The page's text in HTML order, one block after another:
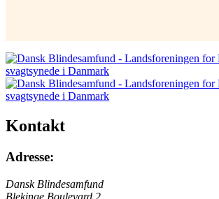
Kontakt
Adresse:
Dansk Blindesamfund
Blekinge Boulevard 2